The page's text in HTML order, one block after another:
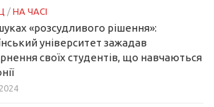
/ НА ЧАСІ
«розсудливого рішення»:
університет зажадав
своїх студентів, що навчаються